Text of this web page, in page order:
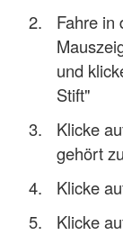
Fahre in
und
Stift"
Klicke
gehört
Klicke
Klicke